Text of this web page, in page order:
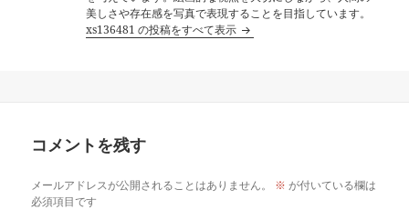
美しさや存在感を写真で表現することを目指しています。
xs136481 の投稿をすべて表示
コメントを残す
メールアドレスが公開されることはありません。 ※ が付いている欄は
必須項目です